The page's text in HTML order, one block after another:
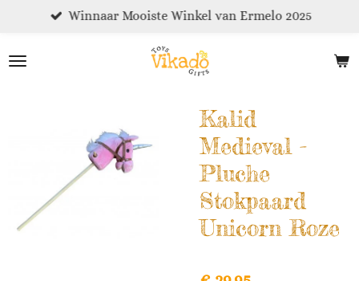
naar
Winnaar Mooiste Winkel van Ermelo 2025
Kalid
Medieval -
Pluche
Stokpaard
Unicorn Roze